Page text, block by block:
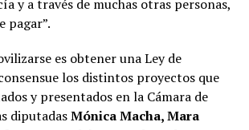
y a través de muchas otras personas,
pagar”.
es obtener una Ley de
los distintos proyectos que
y presentados en la Cámara de
diputadasMónica Macha, Mara